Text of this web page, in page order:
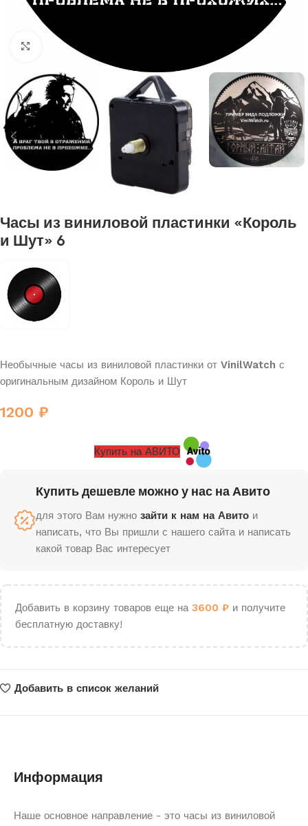
Нажмите, чтобы увеличить
Часы из виниловой пластинки «Король
и Шут» 6
Необычные часы из виниловой пластинки от VinilWatch с
оригинальным дизайном Король и Шут
1200 ₽
Купить на АВИТО
Купить дешевле можно у нас на Авито
для этого Вам нужно зайти к нам на Авито и
написать, что Вы пришли с нашего сайта и написать
какой товар Вас интересует
Добавить в корзину товаров еще на 3600 ₽ и получите
бесплатную доставку!
Добавить в список желаний
Информация
Наше основное направление - это часы из виниловой